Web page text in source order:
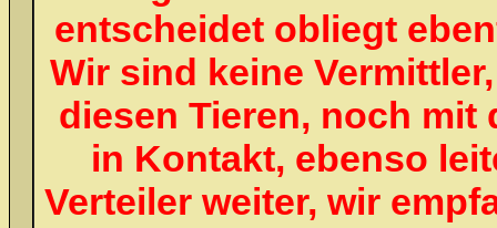
entscheidet obliegt
Wir sind keine
diesen Tieren, noch mit
in Kontakt, ebenso
Verteiler weiter, wir